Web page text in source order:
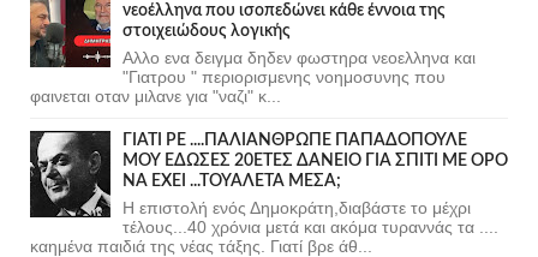
νεοέλληνα που ισοπεδώνει κάθε έννοια της
στοιχειώδους λογικής
Αλλο ενα δειγμα δηδεν φωστηρα νεοελληνα και
"Γιατρου " περιορισμενης νοημοσυνης που
φαινεται οταν μιλανε για "ναζι" κ...
ΓΙΑΤΙ ΡΕ ....ΠΑΛΙΑΝΘΡΩΠΕ ΠΑΠΑΔΟΠΟΥΛΕ
ΜΟΥ ΕΔΩΣΕΣ 20ΕΤΕΣ ΔΑΝΕΙΟ ΓΙΑ ΣΠΙΤΙ ΜΕ ΟΡΟ
ΝΑ ΕΧΕΙ ...ΤΟΥΑΛΕΤΑ ΜΕΣΑ;
Η επιστολή ενός Δημοκράτη,διαβάστε το μέχρι
τέλους...40 χρόνια μετά και ακόμα τυραννάς τα ....
καημένα παιδιά της νέας τάξης. Γιατί βρε άθ...